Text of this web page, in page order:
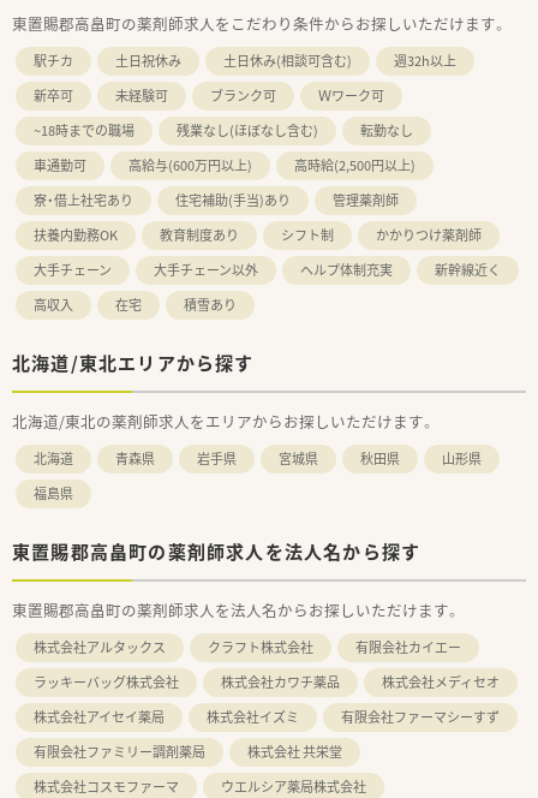
東置賜郡高畠町の薬剤師求人をこだわり条件からお探しいただけます。
駅チカ 土日祝休み 土日休み(相談可含む)
週32h以上
新卒可
未経験可 ブランク可
Ｗワーク可
~18時までの職場
残業なし(ほぼなし含む)
転勤なし
車通勤可
高給与(600万円以上)
高時給(2,500円以上)
寮・借上社宅あり
住宅補助(手当)あり
管理薬剤師
扶養内勤務OK
教育制度あり シフト制
かかりつけ薬剤師
大手チェーン
大手チェーン以外 ヘルプ体制充実
新幹線近く
高収入
在宅 積雪あり
北海道/東北エリアから探す
北海道/東北の薬剤師求人をエリアからお探しいただけます。
北海道 青森県 岩手県 宮城県 秋田県
山形県
福島県
東置賜郡高畠町の薬剤師求人を法人名から探す
東置賜郡高畠町の薬剤師求人を法人名からお探しいただけます。
株式会社アルタックス クラフト株式会社
有限会社カイエー
ラッキーバッグ株式会社
株式会社カワチ薬品
株式会社メディセオ
株式会社アイセイ薬局
株式会社イズミ
有限会社ファーマシーすず
有限会社ファミリー調剤薬局
株式会社 共栄堂
株式会社コスモファーマ
ウエルシア薬局株式会社